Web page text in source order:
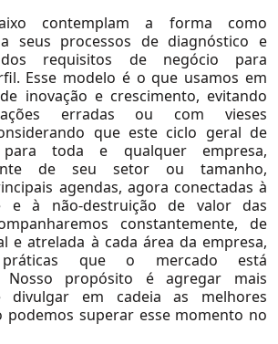
e Tecnologia
e Venture Capital
contemplam a forma como
seus processos de diagnóstico e
dos requisitos de negócio para
Esse modelo é o que usamos em
inovação e crescimento, evitando
erradas ou com vieses
que este ciclo geral de
toda e qualquer empresa,
de seu setor ou tamanho,
agendas, agora conectadas à
e à não-destruição de valor das
constantemente, de
e atrelada à cada área da empresa,
que o mercado está
Nosso propósito é agregar mais
divulgar em cadeia as melhores
podemos superar esse momento no